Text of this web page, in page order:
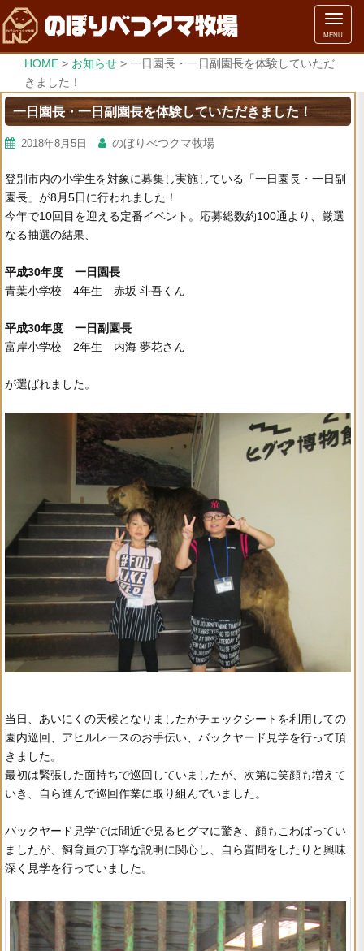
メ
ニ
ュ
MENU
HOME > お知らせ > 一日園長・一日副園長を体験していただ
きました！
一日園長・一日副園長を体験していただきました！
2018年8月5日 のぼりべつクマ牧場
登別市内の小学生を対象に募集し実施している「一日園長・一日副
園長」が8月5日に行われました！
今年で10回目を迎える定番イベント。応募総数約100通より、厳選
なる抽選の結果、
平成30年度 一日園長
青葉小学校 4年生 赤坂 斗吾くん
平成30年度 一日副園長
富岸小学校 2年生 内海 夢花さん
が選ばれました。
当日、あいにくの天候となりましたがチェックシートを利用しての
園内巡回、アヒルレースのお手伝い、バックヤード見学を行って頂
きました。
最初は緊張した面持ちで巡回していましたが、次第に笑顔も増えて
いき、自ら進んで巡回作業に取り組んでいました。
バックヤード見学では間近で見るヒグマに驚き、顔もこわばってい
ましたが、飼育員の丁寧な説明に関心し、自ら質問をしたりと興味
深く見学を行っていました。